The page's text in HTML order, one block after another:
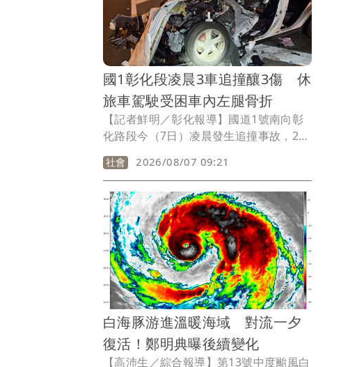
國1彰化段凌晨3車追撞釀3傷 休
旅車駕駛受困車內左腿骨折
【記者鮮明／彰化報導】國道1號南向彰
化路段今（7日）凌晨發生追撞事故，2輛
自小客車及1輛小貨車撞成一團，造成3名
駕駛受傷送醫，其中1名休旅車駕駛一度
受困車內，左腿骨折、全身多處擦挫傷，
詳細事故原因有待釐清。
社會 2026/08/07 09:21
白海豚游進溫暖海域 對流一夕
復活！鄭明典曝後續變化
【高沛生／綜合報導】第13號中度颱風白